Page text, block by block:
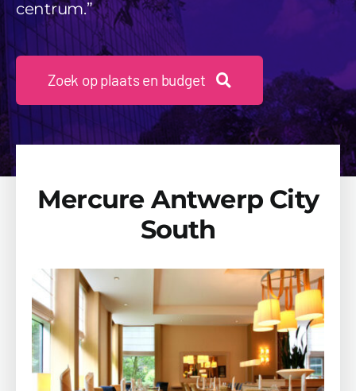
centrum.”
Zoek op plaats en budget
Mercure Antwerp City
South